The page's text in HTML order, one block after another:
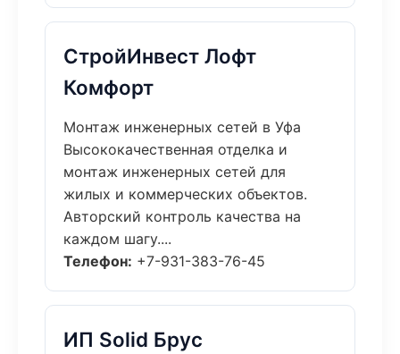
СтройИнвест Лофт
Комфорт
Монтаж инженерных сетей в Уфа
Высококачественная отделка и
монтаж инженерных сетей для
жилых и коммерческих объектов.
Авторский контроль качества на
каждом шагу....
Телефон: +7-931-383-76-45
ИП Solid Брус